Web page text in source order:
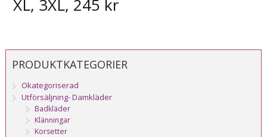
XL, 3XL, 245 kr
PRODUKTKATEGORIER
Okategoriserad
Utförsäljning- Damkläder
Badkläder
Klänningar
Korsetter